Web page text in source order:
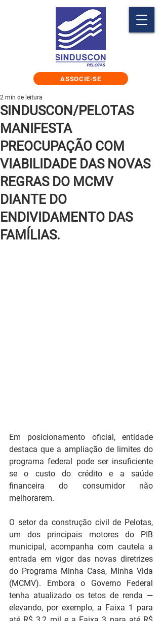
ASSOCIE-SE
SINDUSCON/PELOTAS
MANIFESTA
PREOCUPAÇÃO COM
VIABILIDADE DAS NOVAS
REGRAS DO MCMV
DIANTE DO
ENDIVIDAMENTO DAS
FAMÍLIAS.
2 min de leitura
Em posicionamento oficial, entidade
destaca que a ampliação de limites do
programa federal pode ser insuficiente
se o custo do crédito e a saúde
financeira do consumidor não
melhorarem.
O setor da construção civil de Pelotas,
um dos principais motores do PIB
municipal, acompanha com cautela a
entrada em vigor das novas diretrizes
do Programa Minha Casa, Minha Vida
(MCMV). Embora o Governo Federal
tenha atualizado os tetos de renda —
elevando, por exemplo, a Faixa 1 para